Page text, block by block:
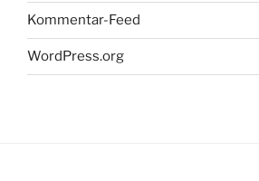
Kommentar-Feed
WordPress.org